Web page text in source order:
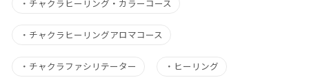
・ チャクラヒーリング・カラーコース
・ チャクラヒーリングアロマコース
・ チャクラファシリテーター ・ ヒーリング